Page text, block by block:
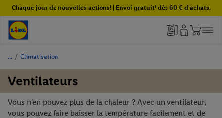
Chaque jour de nouvelles actions! | Envoi gratuit¹ dès 60 € d'achats.
/ Climatisation
Ventilateurs
Vous n'en pouvez plus de la chaleur ? Avec un ventilateur,
vous pouvez faire baisser la température facilement et de